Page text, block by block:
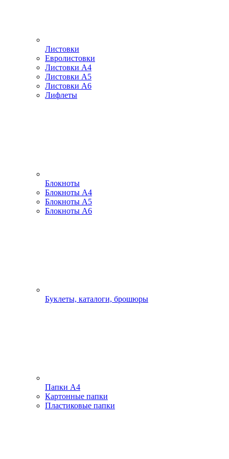
Листовки
Евролистовки
Листовки А4
Листовки А5
Листовки А6
Лифлеты
Блокноты
Блокноты А4
Блокноты А5
Блокноты А6
Буклеты, каталоги, брошюры
Папки А4
Картонные папки
Пластиковые папки